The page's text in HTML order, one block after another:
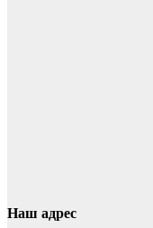
Наш адрес